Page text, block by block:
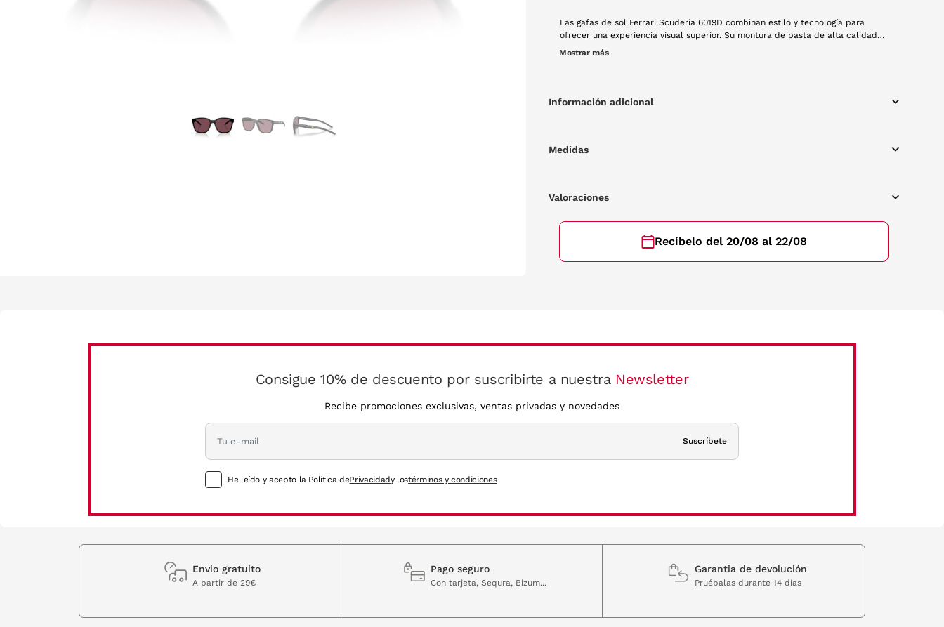
Las gafas de sol Ferrari Scuderia 6019D combinan estilo y tecnología para
ofrecer una experiencia visual superior. Su montura de pasta de alta calidad
en color negro aporta durabilidad y elegancia. Su diseño es cuadrado y
Mostrar más
Información adicional
Medidas
Valoraciones
Recíbelo del 20/08 al 22/08
Consigue 10% de descuento por suscribirte a nuestra Newsletter
Recibe promociones exclusivas, ventas privadas y novedades
Suscríbete
He leído y acepto la Política dePrivacidady lostérminos y condiciones
Envio gratuito
A partir de 29€
Pago seguro
Con tarjeta, Sequra, Bizum...
Garantia de devolución
Pruébalas durante 14 días